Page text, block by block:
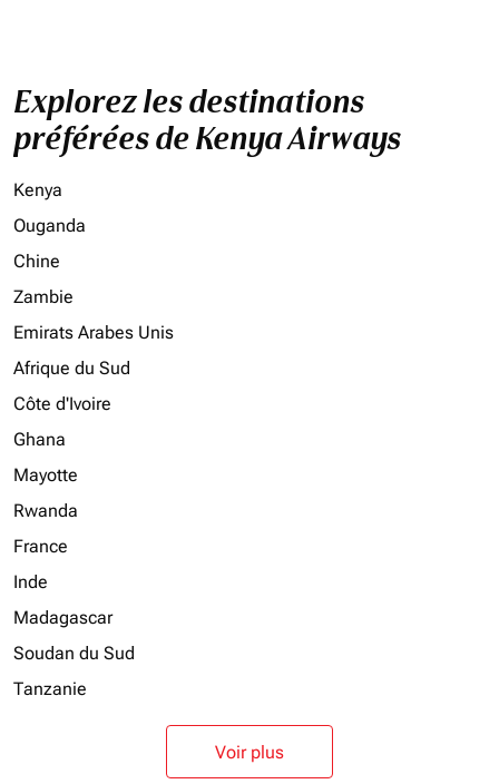
Explorez les destinations
préférées de Kenya Airways
Kenya
Ouganda
Chine
Zambie
Emirats Arabes Unis
Afrique du Sud
Côte d'Ivoire
Ghana
Mayotte
Rwanda
France
Inde
Madagascar
Soudan du Sud
Tanzanie
Voir plus